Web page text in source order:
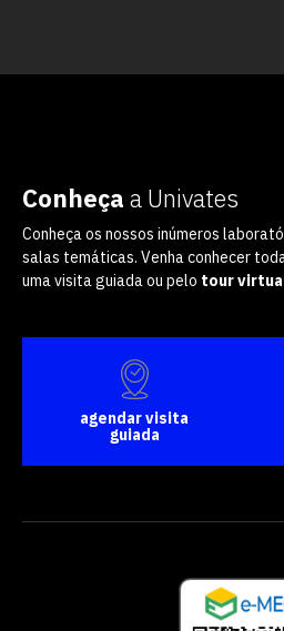
Conheça a Univates
Conheça os nossos inúmeros
salas temáticas. Venha conhecer
uma visita guiada ou pelo tour
agendar visita
guiada